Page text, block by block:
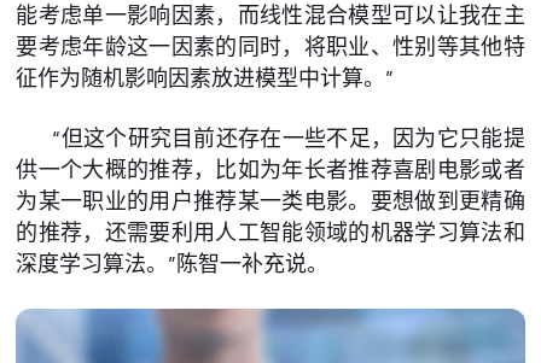
能考虑单一影响因素，而线性混合模型可以让我在主
要考虑年龄这一因素的同时，将职业、性别等其他特
征作为随机影响因素放进模型中计算。”
“但这个研究目前还存在一些不足，因为它只能提
供一个大概的推荐，比如为年长者推荐喜剧电影或者
为某一职业的用户推荐某一类电影。要想做到更精确
的推荐，还需要利用人工智能领域的机器学习算法和
深度学习算法。”陈智一补充说。